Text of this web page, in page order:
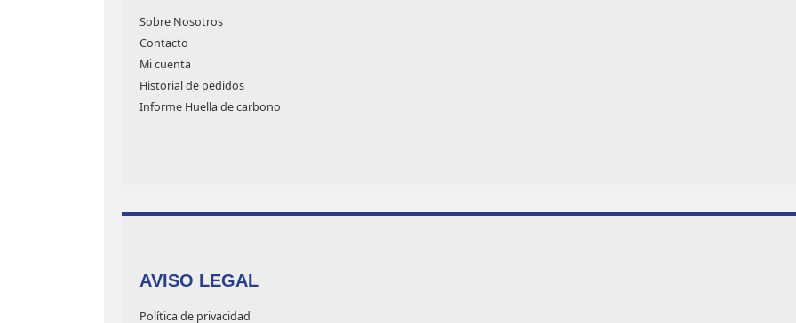
Sobre Nosotros
Contacto
Mi cuenta
Historial de pedidos
Informe Huella de carbono
AVISO LEGAL
Política de privacidad